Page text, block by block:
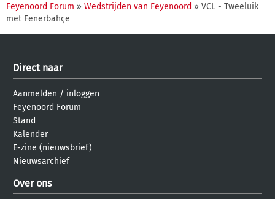
Feyenoord Forum » Wedstrijden van Feyenoord » VCL - Tweeluik
met Fenerbahçe
Direct naar
Aanmelden / inloggen
Feyenoord Forum
Stand
Kalender
E-zine (nieuwsbrief)
Nieuwsarchief
Over ons